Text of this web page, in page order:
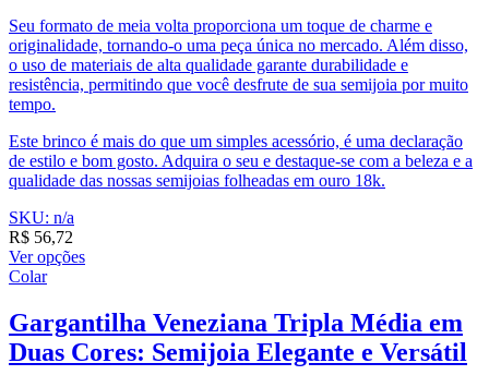
Seu formato de meia volta proporciona um toque de charme e
originalidade, tornando-o uma peça única no mercado. Além disso,
o uso de materiais de alta qualidade garante durabilidade e
resistência, permitindo que você desfrute de sua semijoia por muito
tempo.
Este brinco é mais do que um simples acessório, é uma declaração
de estilo e bom gosto. Adquira o seu e destaque-se com a beleza e a
qualidade das nossas semijoias folheadas em ouro 18k.
SKU: n/a
R$ 56,72
Ver opções
Colar
Gargantilha Veneziana Tripla Média em
Duas Cores: Semijoia Elegante e Versátil